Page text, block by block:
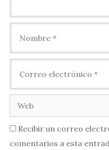
electrónico
Web
Recibir un correo
comentarios a esta